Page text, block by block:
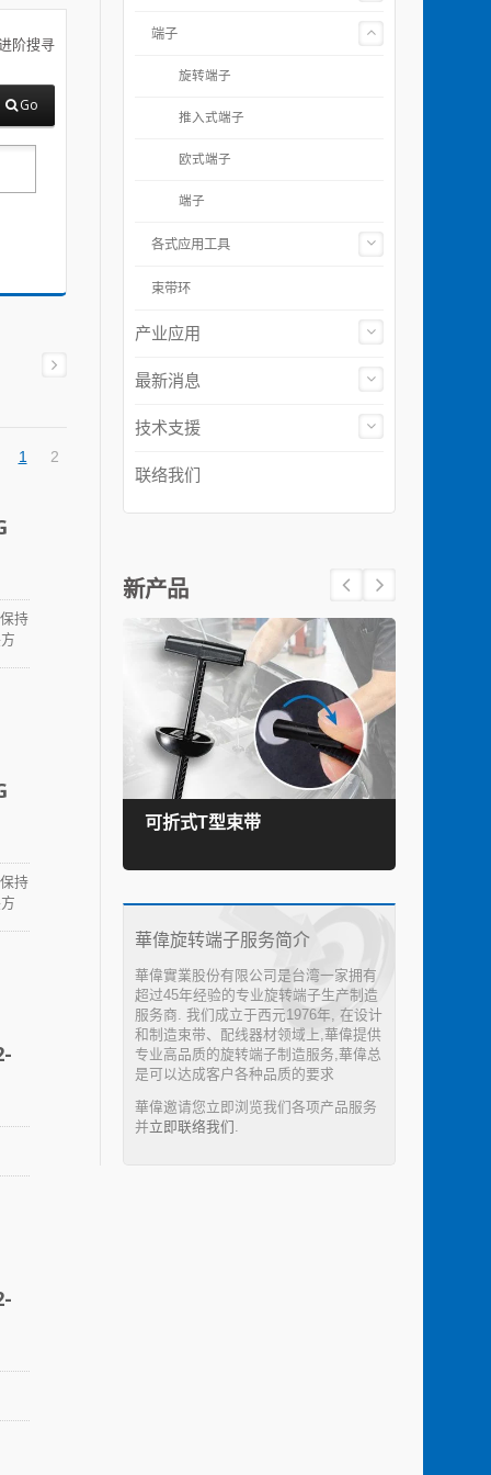
阶搜寻
Go
1 2
持
持
端子
旋转端子
推入式端子
欧式端子
端子
各式应用工具
束带环
产业应用
最新消息
技术支援
联络我们
新产品
可折式T型束带
華偉旋转端子服务简介
華偉實業股份有限公司是台湾一家拥有
超过45年经验的专业旋转端子生产制造
服务商. 我们成立于西元1976年, 在设计
和制造束带、配线器材领域上,華偉提供
专业高品质的旋转端子制造服务,華偉总
是可以达成客户各种品质的要求
華偉邀请您立即浏览我们各项产品服务
并立即联络我们 .